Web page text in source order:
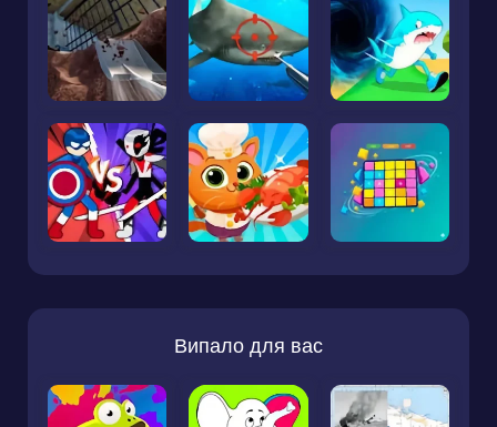
Випало для вас